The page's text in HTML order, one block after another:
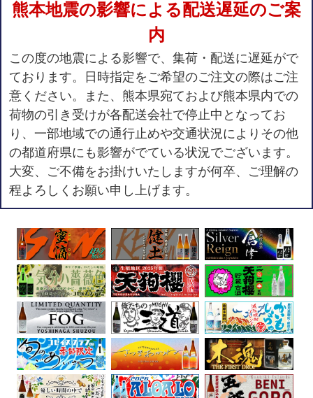
熊本地震の影響による配送遅延のご案
内
この度の地震による影響で、集荷・配送に遅延がで
ております。日時指定をご希望のご注文の際はご注
意ください。また、熊本県宛ておよび熊本県内での
荷物の引き受けが各配送会社で停止中となってお
り、一部地域での通行止めや交通状況によりその他
の都道府県にも影響がでている状況でございます。
大変、ご不備をお掛けいたしますが何卒、ご理解の
程よろしくお願い申し上げます。